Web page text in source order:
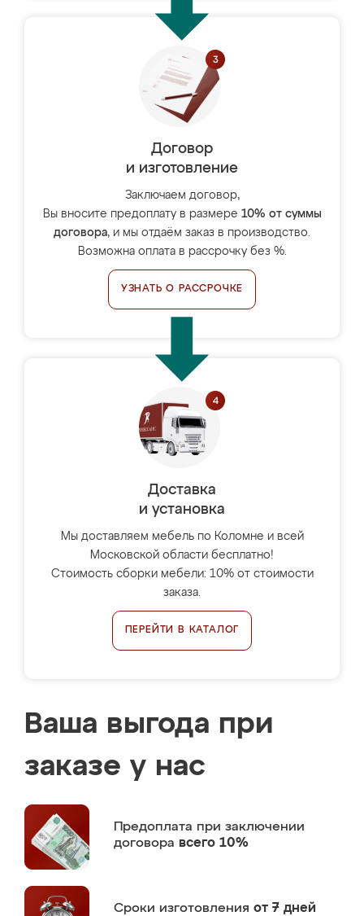
Договор
и изготовление
Заключаем договор,
Вы вносите предоплату в размере 10% от суммы
договора, и мы отдаём заказ в производство.
Возможна оплата в рассрочку без %.
УЗНАТЬ О РАССРОЧКЕ
Доставка
и установка
Мы доставляем мебель по Коломне и всей
Московской области бесплатно!
Стоимость сборки мебели: 10% от стоимости
заказа.
ПЕРЕЙТИ В КАТАЛОГ
Ваша выгода при
заказе у нас
Предоплата при заключении
договора всего 10%
Сроки изготовления от 7 дней